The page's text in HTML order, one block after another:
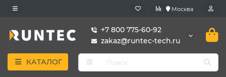
Москва
+7 800 775-60-92
zakaz@runtec-tech.ru
КАТАЛОГ